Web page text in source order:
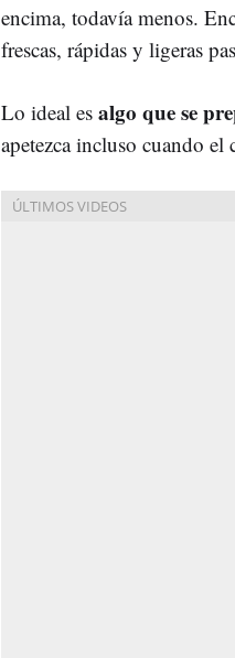
encima, todavía menos.
frescas, rápidas y ligeras
Lo ideal es algo que se
apetezca incluso cuando el